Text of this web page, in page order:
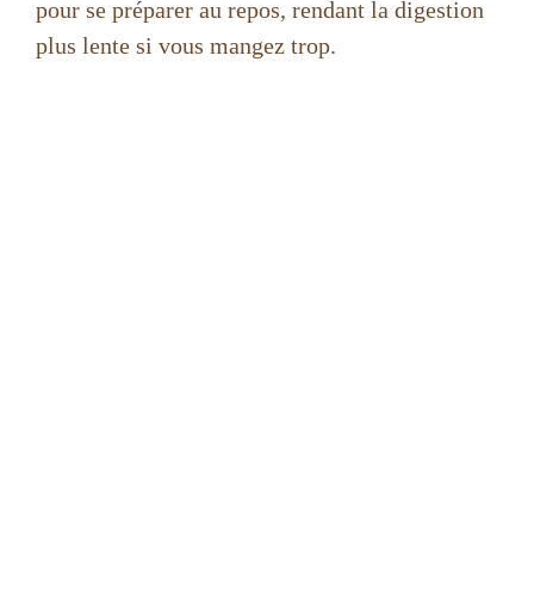
pour se préparer au repos, rendant la digestion
plus lente si vous mangez trop.